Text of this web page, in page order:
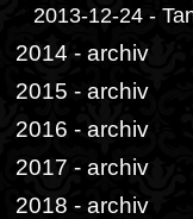
2013-12-24 -
2014 - archiv
2015 - archiv
2016 - archiv
2017 - archiv
2018 - archiv